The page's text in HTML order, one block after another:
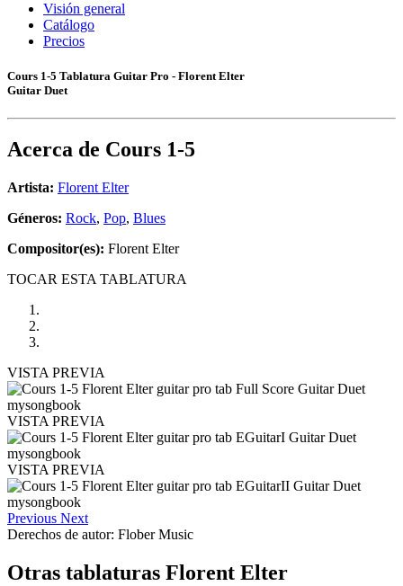
Visión general
Catálogo
Precios
Cours 1-5 Tablatura Guitar Pro - Florent Elter
Guitar Duet
Acerca de Cours 1-5
Artista: Florent Elter
Géneros: Rock, Pop, Blues
Compositor(es): Florent Elter
TOCAR ESTA TABLATURA
VISTA PREVIA
VISTA PREVIA
VISTA PREVIA
Previous Next
Derechos de autor: Flober Music
Otras tablaturas Florent Elter